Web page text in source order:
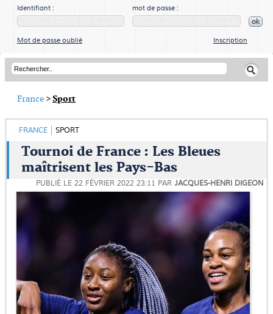
Identifiant :
mot de passe :
ok
Mot de passe oublié Inscription
France >Sport
FRANCE SPORT
Tournoi de France : Les Bleues
maîtrisent les Pays-Bas
PUBLIÉ LE 22 FÉVRIER 2022 23:11 PAR JACQUES-HENRI DIGEON